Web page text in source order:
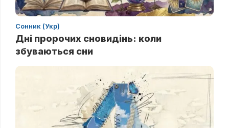
Сонник (Укр)
Дні пророчих сновидінь: коли
збуваються сни